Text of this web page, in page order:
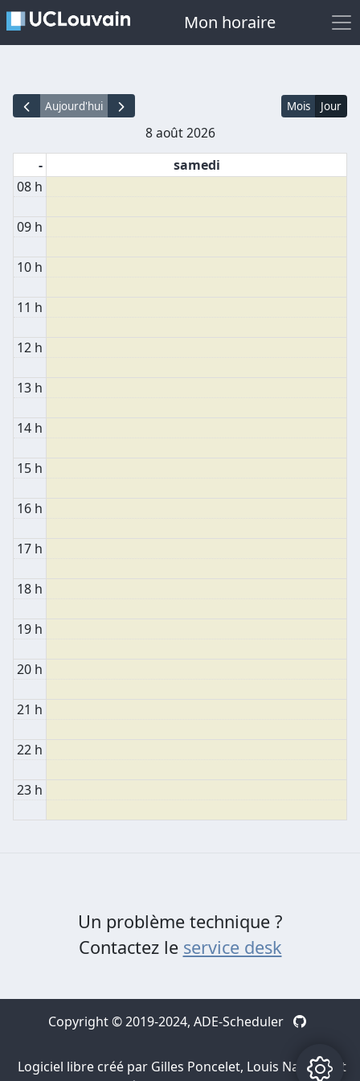
Mon horaire
Aujourd'hui
8 août 2026
Mois Jour
-
samedi
08 h
09 h
10 h
11 h
12 h
13 h
14 h
15 h
16 h
17 h
18 h
19 h
20 h
21 h
22 h
23 h
Un problème technique ?
Contactez le service desk
Copyright © 2019-2024, ADE-Scheduler
Logiciel libre créé par Gilles Poncelet, Louis Navarre et